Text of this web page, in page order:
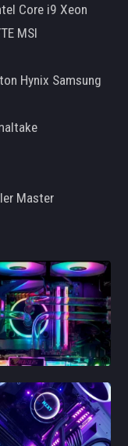
Core i9 Xeon
MSI
Hynix Samsung
Master